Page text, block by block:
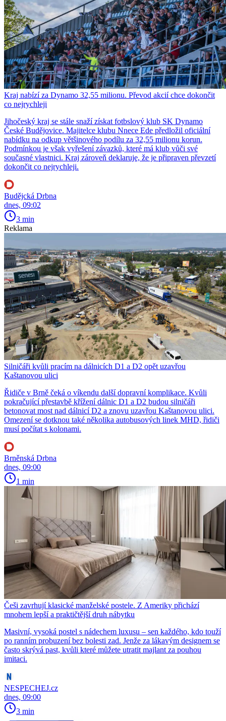
Kraj nabízí za Dynamo 32,55 milionu. Převod akcií chce dokončit
co nejrychleji
Jihočeský kraj se stále snaží získat fotbslový klub SK Dynamo
České Budějovice. Majitelce klubu Nnece Ede předložil oficiální
nabídku na odkup většinového podílu za 32,55 milionu korun.
Podmínkou je však vyřešení závazků, které má klub vůči své
současné vlastnici. Kraj zároveň deklaruje, že je připraven převzetí
dokončit co nejrychleji.
Budějcká Drbna
dnes, 09:02
3 min
Reklama
Silničáři kvůli pracím na dálnicích D1 a D2 opět uzavřou
Kaštanovou ulici
Řidiče v Brně čeká o víkendu další dopravní komplikace. Kvůli
pokračující přestavbě křížení dálnic D1 a D2 budou silničáři
betonovat most nad dálnicí D2 a znovu uzavřou Kaštanovou ulici.
Omezení se dotknou také několika autobusových linek MHD, řidiči
musí počítat s kolonami.
Brněnská Drbna
dnes, 09:00
1 min
Češi zavrhují klasické manželské postele. Z Ameriky přichází
mnohem lepší a praktičtější druh nábytku
Masivní, vysoká postel s nádechem luxusu – sen každého, kdo touží
po ranním probuzení bez bolesti zad. Jenže za lákavým designem se
často skrývá past, kvůli které můžete utratit majlant za pouhou
imitaci.
NESPECHEJ.cz
dnes, 09:00
3 min